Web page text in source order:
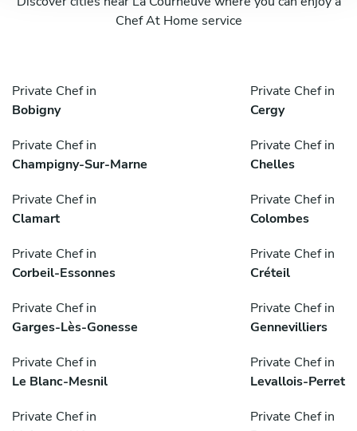
Chef At Home service
Private Chef in
Bobigny
Private Chef in
Cergy
Private Chef in
Champigny-Sur-Marne
Private Chef in
Chelles
Private Chef in
Clamart
Private Chef in
Colombes
Private Chef in
Corbeil-Essonnes
Private Chef in
Créteil
Private Chef in
Garges-Lès-Gonesse
Private Chef in
Gennevilliers
Private Chef in
Le Blanc-Mesnil
Private Chef in
Levallois-Perret
Private Chef in
Private Chef in